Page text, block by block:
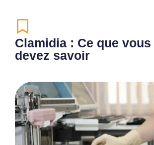
Clamidia : Ce que vous
devez savoir